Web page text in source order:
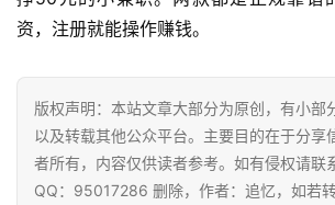
资，注册就能操作赚钱。
版权声明：本站文章大部分为原创，有小部
以及转载其他公众平台。主要目的在于分享
者所有，内容仅供读者参考。如有侵权请联
QQ：95017286 删除，作者：追忆，如若